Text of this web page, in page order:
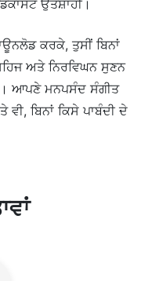
ਉਤਸ਼ਾਹੀ।
ਕਰਕੇ, ਤੁਸੀਂ ਬਿਨਾਂ
ਅਤੇ ਨਿਰਵਿਘਨ ਸੁਣਨ
ਆਪਣੇ ਮਨਪਸੰਦ ਸੰਗੀਤ
ਬਿਨਾਂ ਕਿਸੇ ਪਾਬੰਦੀ ਦੇ